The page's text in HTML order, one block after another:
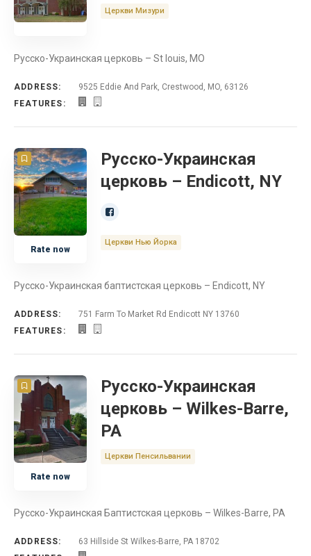
Реабилитационный Центр
Симфонический оркестр
Украинское Объединение в США
Северо-Западное Объединение
Церкви Мизури
Русско-Украинская церковь – St louis, MO
ADDRESS:
9525 Eddie And Park, Crestwood, MO, 63126
FEATURES:
Rate now
Русско-Украинская
церковь – Endicott, NY
Церкви Нью Йорка
Русско-Украинская баптистская церковь – Endicott, NY
ADDRESS:
751 Farm To Market Rd Endicott NY 13760
FEATURES:
Rate now
Русско-Украинская
церковь – Wilkes-Barre,
PA
Церкви Пенсильвании
Русско-Украинская Баптистская церковь – Wilkes-Barre, PA
ADDRESS:
63 Hillside St Wilkes-Barre, PA 18702